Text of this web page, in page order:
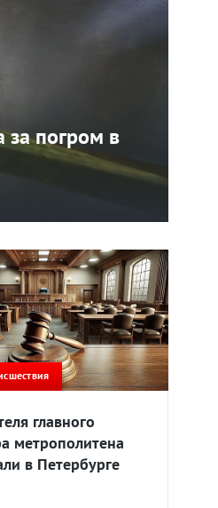
за погром в
главного
метрополитена
в Петербурге